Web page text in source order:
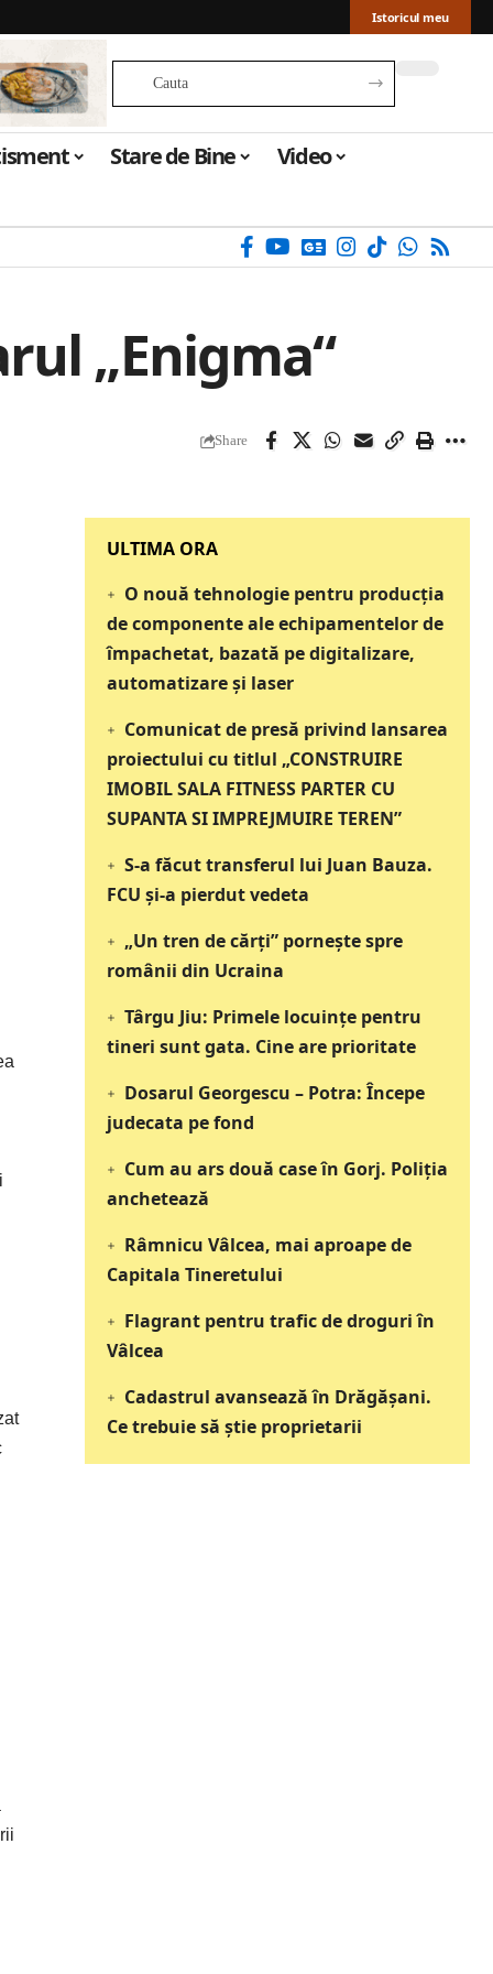
Istoricul meu
Stare de Bine Video
„Enigma“
Share
‎‎‎‎‎‎‎ULTIMA ORA
O nouă tehnologie pentru producția
de componente ale echipamentelor de
împachetat, bazată pe digitalizare,
automatizare și laser
Comunicat de presă privind lansarea
proiectului cu titlul „CONSTRUIRE
IMOBIL SALA FITNESS PARTER CU
SUPANTA SI IMPREJMUIRE TEREN”
S-a făcut transferul lui Juan Bauza.
FCU și-a pierdut vedeta
„Un tren de cărți” pornește spre
românii din Ucraina
Târgu Jiu: Primele locuințe pentru
tineri sunt gata. Cine are prioritate
Dosarul Georgescu – Potra: Începe
judecata pe fond
Cum au ars două case în Gorj. Poliția
anchetează
Râmnicu Vâlcea, mai aproape de
Capitala Tineretului
Flagrant pentru trafic de droguri în
Vâlcea
Cadastrul avansează în Drăgășani.
Ce trebuie să știe proprietarii